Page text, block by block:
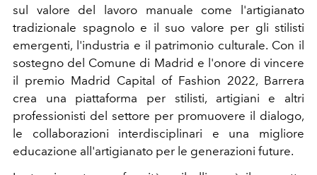
sul valore del lavoro manuale come l'artigianato
tradizionale spagnolo e il suo valore per gli stilisti
emergenti, l'industria e il patrimonio culturale. Con il
sostegno del Comune di Madrid e l'onore di vincere
il premio Madrid Capital of Fashion 2022, Barrera
crea una piattaforma per stilisti, artigiani e altri
professionisti del settore per promuovere il dialogo,
le collaborazioni interdisciplinari e una migliore
educazione all'artigianato per le generazioni future.